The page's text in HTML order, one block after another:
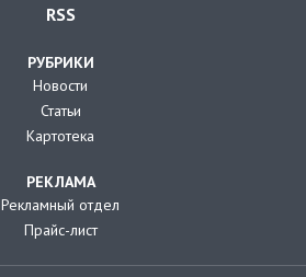
RSS
РУБРИКИ
Новости
Статьи
Картотека
РЕКЛАМА
Рекламный отдел
Прайс-лист